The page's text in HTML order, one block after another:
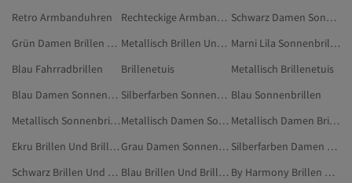
Retro Armbanduhren
Rechteckige Armbanduhren
Schwarz Damen Sonnenbrillen
Grün Damen Brillen Und Brillenzubehör
Metallisch Brillen Und Brillenzubehör
Marni Lila Sonnenbrillen
Blau Fahrradbrillen
Brillenetuis
Metallisch Brillenetuis
Blau Damen Sonnenbrillen
Silberfarben Sonnenbrillen Blau Sonnenbrillen
Metallisch Sonnenbrillen
Metallisch Damen Sonnenbrillen
Metallisch Damen Brillen Und Brillenzubehör
Ekru Brillen Und Brillenzubehör
Grau Damen Sonnenbrillen
Silberfarben Damen Sonnenbrillen
Schwarz Brillen Und Brillenzubehör
Blau Brillen Und Brillenzubehör
By Harmony Brillen Und Brillenzubehör